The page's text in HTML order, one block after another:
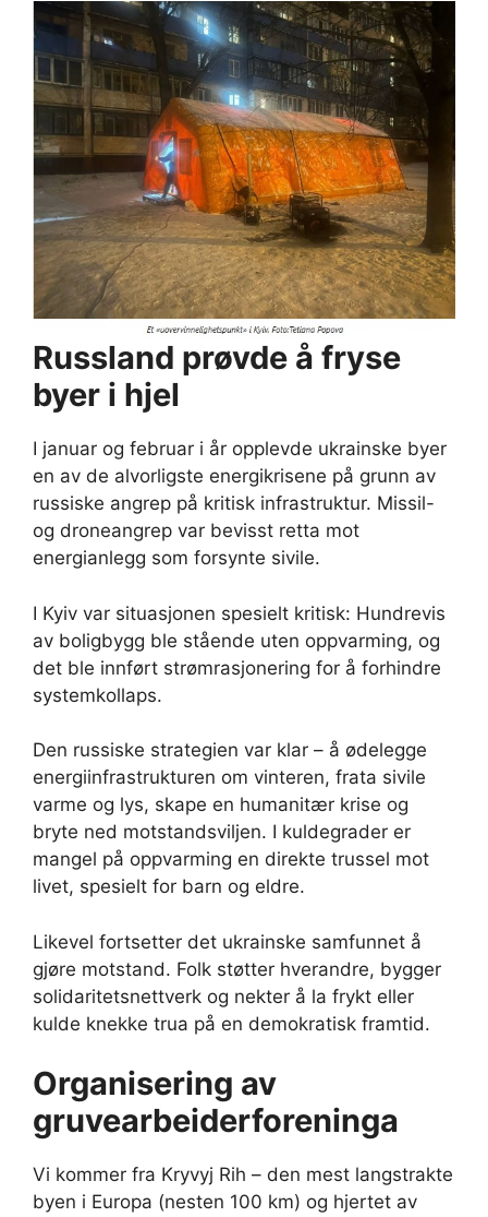
Russland prøvde å fryse
byer i hjel
I januar og februar i år opplevde ukrainske byer
en av de alvorligste energikrisene på grunn av
russiske angrep på kritisk infrastruktur. Missil-
og droneangrep var bevisst retta mot
energianlegg som forsynte sivile.
I Kyiv var situasjonen spesielt kritisk: Hundrevis
av boligbygg ble stående uten oppvarming, og
det ble innført strømrasjonering for å forhindre
systemkollaps.
Den russiske strategien var klar – å ødelegge
energiinfrastrukturen om vinteren, frata sivile
varme og lys, skape en humanitær krise og
bryte ned motstandsviljen. I kuldegrader er
mangel på oppvarming en direkte trussel mot
livet, spesielt for barn og eldre.
Likevel fortsetter det ukrainske samfunnet å
gjøre motstand. Folk støtter hverandre, bygger
solidaritetsnettverk og nekter å la frykt eller
kulde knekke trua på en demokratisk framtid.
Organisering av
gruvearbeiderforeninga
Vi kommer fra Kryvyj Rih – den mest langstrakte
byen i Europa (nesten 100 km) og hjertet av